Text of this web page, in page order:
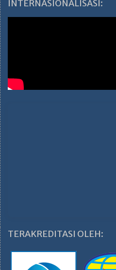
INTERNASIONALISASI:
TERAKREDITASI OLEH: